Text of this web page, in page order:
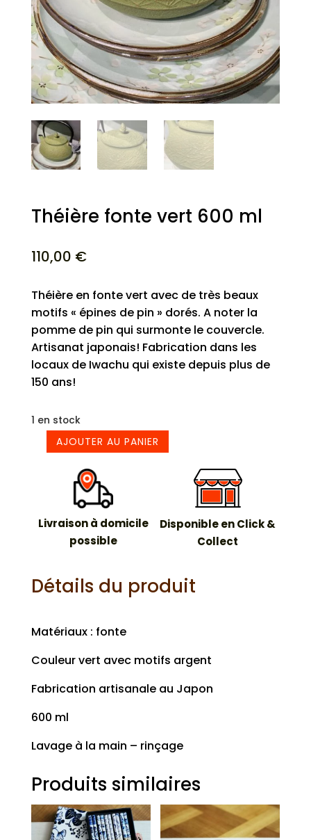
Théière fonte vert 600 ml
110,00 €
Théière en fonte vert avec de très beaux
motifs « épines de pin » dorés. A noter la
pomme de pin qui surmonte le couvercle.
Artisanat japonais! Fabrication dans les
locaux de Iwachu qui existe depuis plus de
150 ans!
1 en stock
quantité
vert
AJOUTER AU PANIER
Livraison à domicile
possible
Disponible en Click &
Collect
Détails du produit
Matériaux : fonte
Couleur vert avec motifs argent
Fabrication artisanale au Japon
600 ml
Lavage à la main – rinçage
Produits similaires